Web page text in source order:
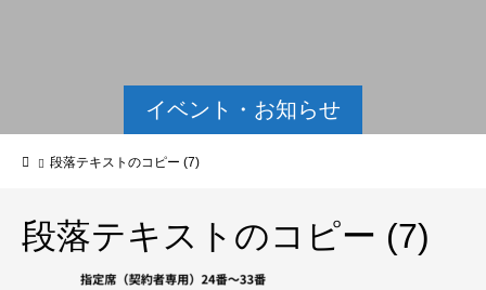
イベント・お知らせ
段落テキストのコピー (7)
段落テキストのコピー (7)